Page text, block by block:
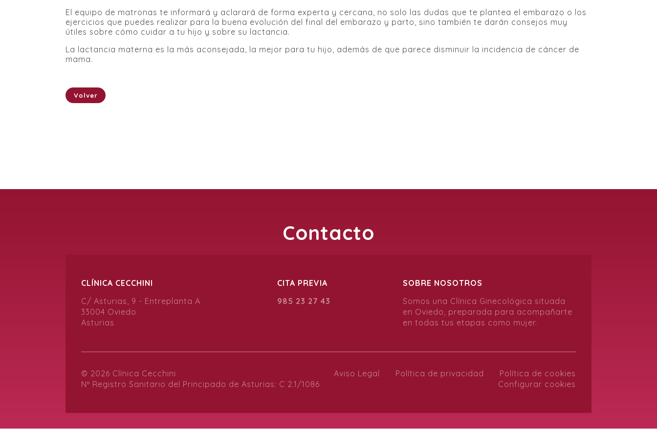
El equipo de matronas te informará y aclarará de forma experta y cercana, no solo las dudas que te plantea el embarazo o los
ejercicios que puedes realizar para la buena evolución del final del embarazo y parto, sino también te darán consejos muy
útiles sobre cómo cuidar a tu hijo y sobre su lactancia.
La lactancia materna es la más aconsejada, la mejor para tu hijo, además de que parece disminuir la incidencia de cáncer de
mama.
Volver
Contacto
CLÍNICA CECCHINI
C/ Asturias, 9 - Entreplanta A
33004 Oviedo
Asturias
CITA PREVIA
985 23 27 43
SOBRE NOSOTROS
Somos una Clínica Ginecológica situada
en Oviedo, preparada para acompañarte
en todas tus etapas como mujer.
© 2026 Clínica Cecchini
Nº Registro Sanitario del Principado de Asturias: C 2.1/1086
Aviso Legal Política de privacidad
Política de cookies
Configurar cookies